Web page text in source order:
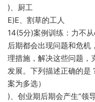
)、厨工
E)E、割草的工人
14(5分)案例训练：力不
后期都会出现问题和危机
理措施，解决这些问题，
发展。下列描述正确的是
案为多选）
)、创业期后期会产生“领